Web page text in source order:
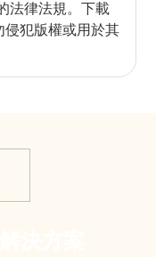
法律法規。下載
侵犯版權或用於其